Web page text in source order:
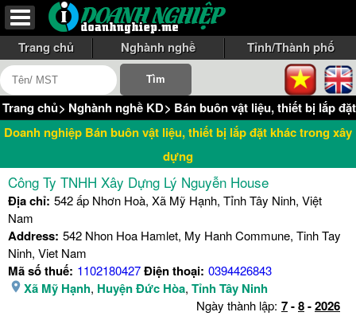
Trang chủ Nghành nghề Tỉnh/Thành phố
Trang chủ> Nghành nghề KD> Bán buôn vật liệu, thiết bị lắp
Doanh nghiệp Bán buôn vật liệu, thiết bị lắp đặt khác trong xây
dựng
Công Ty TNHH Xây Dựng Lý Nguyễn House
Địa chỉ: 542 ấp Nhơn Hoà, Xã Mỹ Hạnh, Tỉnh Tây Ninh, Việt
Nam
Address: 542 Nhon Hoa Hamlet, My Hanh Commune, Tinh Tay
Ninh, Viet Nam
Mã số thuế: 1102180427Điện thoại: 0394426843
Xã Mỹ Hạnh, Huyện Đức Hòa, Tỉnh Tây Ninh
Ngày thành lập: 7-8-2026